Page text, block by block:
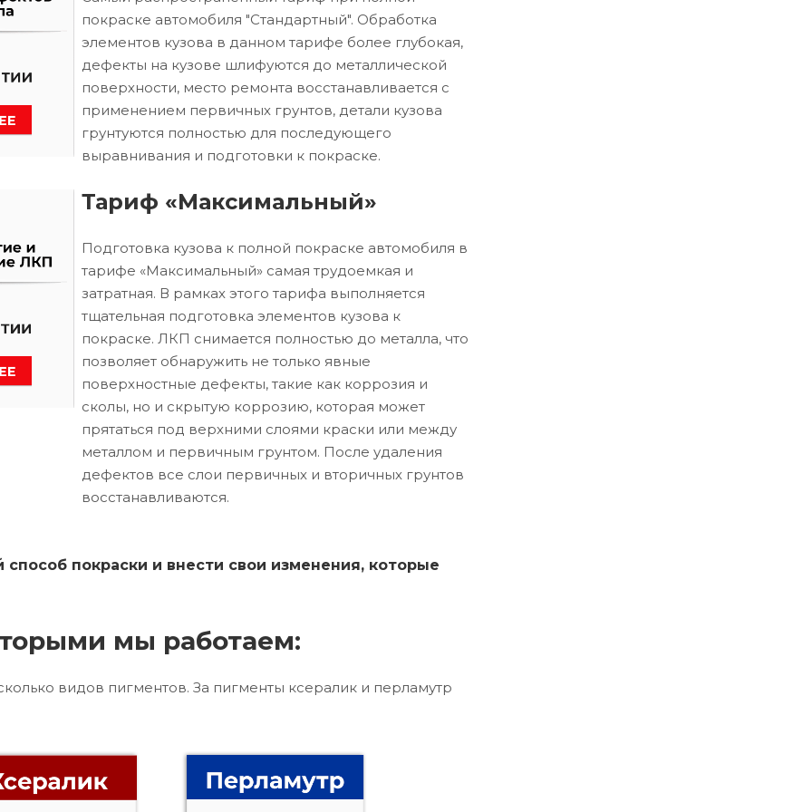
покраске автомобиля "Стандартный". Обработка
элементов кузова в данном тарифе более глубокая,
дефекты на кузове шлифуются до металлической
поверхности, место ремонта восстанавливается с
применением первичных грунтов, детали кузова
грунтуются полностью для последующего
выравнивания и подготовки к покраске.
Тариф «Максимальный»
Подготовка кузова к полной покраске автомобиля в
тарифе «Максимальный» самая трудоемкая и
затратная. В рамках этого тарифа выполняется
тщательная подготовка элементов кузова к
покраске. ЛКП снимается полностью до металла, что
позволяет обнаружить не только явные
поверхностные дефекты, такие как коррозия и
сколы, но и скрытую коррозию, которая может
прятаться под верхними слоями краски или между
металлом и первичным грунтом. После удаления
дефектов все слои первичных и вторичных грунтов
восстанавливаются.
покраски и внести свои изменения, которые
мы работаем:
видов пигментов. За пигменты ксералик и перламутр